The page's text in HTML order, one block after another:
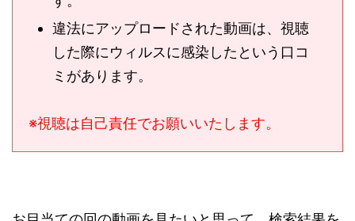
違法にアップロードされた動画は、視聴
した際にウィルスに感染したという口コ
ミがあります。
※視聴は自己責任でお願いいたします。